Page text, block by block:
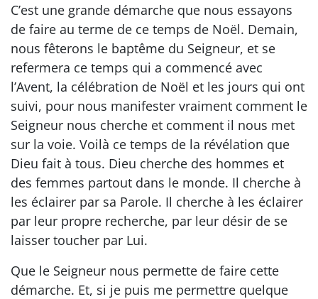
C’est une grande démarche que nous essayons
de faire au terme de ce temps de Noël. Demain,
nous fêterons le baptême du Seigneur, et se
refermera ce temps qui a commencé avec
l’Avent, la célébration de Noël et les jours qui ont
suivi, pour nous manifester vraiment comment le
Seigneur nous cherche et comment il nous met
sur la voie. Voilà ce temps de la révélation que
Dieu fait à tous. Dieu cherche des hommes et
des femmes partout dans le monde. Il cherche à
les éclairer par sa Parole. Il cherche à les éclairer
par leur propre recherche, par leur désir de se
laisser toucher par Lui.
Que le Seigneur nous permette de faire cette
démarche. Et, si je puis me permettre quelque